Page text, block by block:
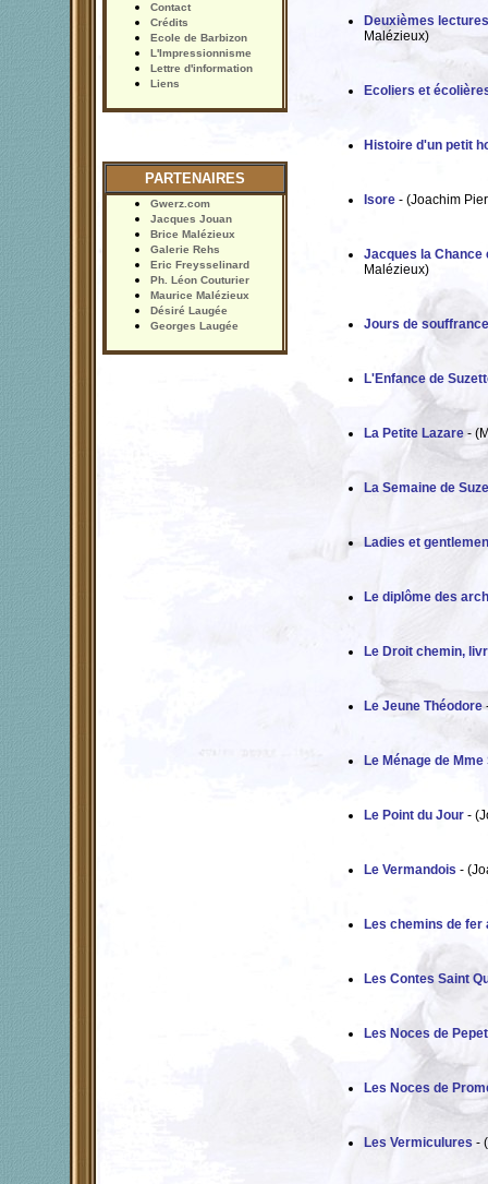
Contact
Crédits
Ecole de Barbizon
L'Impressionnisme
Lettre d'information
Liens
PARTENAIRES
Gwerz.com
Jacques Jouan
Brice Malézieux
Galerie Rehs
Eric Freysselinard
Ph. Léon Couturier
Maurice Malézieux
Désiré Laugée
Georges Laugée
Deuxièmes
Malézieux)
Ecoliers et
Histoire d'un petit
Isore - (Joachim
Jacques la Chance
Malézieux)
Jours de
L'Enfance de
La Petite Lazare -
La Semaine de
Ladies et gentlemen
Le diplôme des
Le Droit chemin,
Le Jeune Théodore
Le Ménage de
Le Point du Jour -
Le Vermandois -
Les chemins de fer
Les Contes Saint
Les Noces de
Les Noces de
Les Vermiculures -